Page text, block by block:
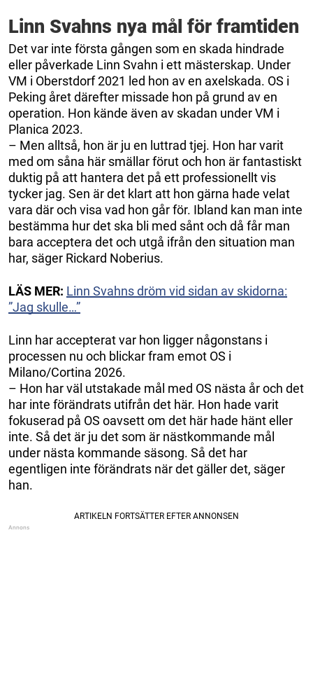
Linn Svahns nya mål för framtiden
Det var inte första gången som en skada hindrade
eller påverkade Linn Svahn i ett mästerskap. Under
VM i Oberstdorf 2021 led hon av en axelskada. OS i
Peking året därefter missade hon på grund av en
operation. Hon kände även av skadan under VM i
Planica 2023.
– Men alltså, hon är ju en luttrad tjej. Hon har varit
med om såna här smällar förut och hon är fantastiskt
duktig på att hantera det på ett professionellt vis
tycker jag. Sen är det klart att hon gärna hade velat
vara där och visa vad hon går för. Ibland kan man inte
bestämma hur det ska bli med sånt och då får man
bara acceptera det och utgå ifrån den situation man
har, säger Rickard Noberius.
LÄS MER: Linn Svahns dröm vid sidan av skidorna:
”Jag skulle…”
Linn har accepterat var hon ligger någonstans i
processen nu och blickar fram emot OS i
Milano/Cortina 2026.
– Hon har väl utstakade mål med OS nästa år och det
har inte förändrats utifrån det här. Hon hade varit
fokuserad på OS oavsett om det här hade hänt eller
inte. Så det är ju det som är nästkommande mål
under nästa kommande säsong. Så det har
egentligen inte förändrats när det gäller det, säger
han.